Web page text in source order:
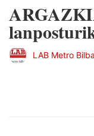
LAB Metro